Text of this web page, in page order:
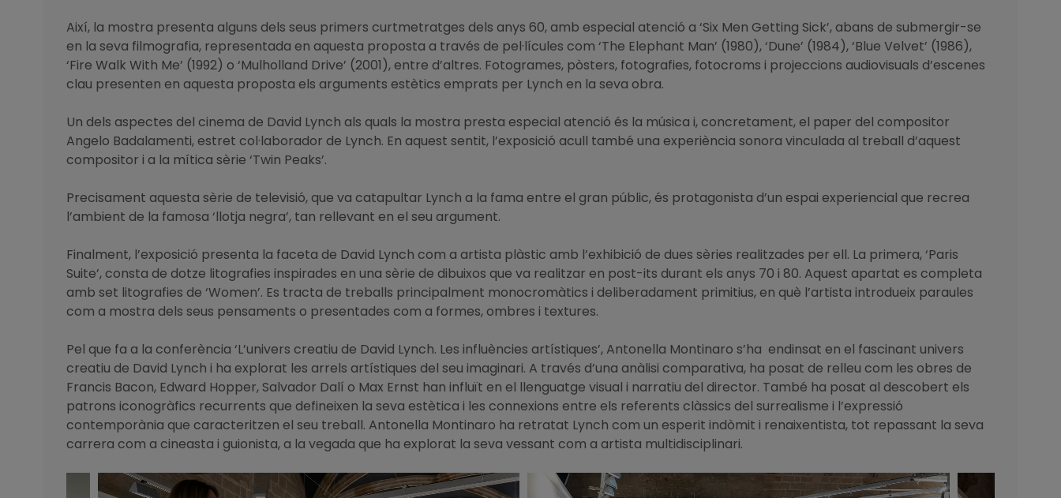
Així, la mostra presenta alguns dels seus primers curtmetratges dels anys 60, amb especial atenció a ‘Six Men Getting Sick’, abans de submergir-se
en la seva filmografia, representada en aquesta proposta a través de pel·lícules com ‘The Elephant Man’ (1980), ‘Dune’ (1984), ‘Blue Velvet’ (1986),
‘Fire Walk With Me’ (1992) o ‘Mulholland Drive’ (2001), entre d’altres. Fotogrames, pòsters, fotografies, fotocroms i projeccions audiovisuals d’escenes
clau presenten en aquesta proposta els arguments estètics emprats per Lynch en la seva obra.
Un dels aspectes del cinema de David Lynch als quals la mostra presta especial atenció és la música i, concretament, el paper del compositor
Angelo Badalamenti, estret col·laborador de Lynch. En aquest sentit, l’exposició acull també una experiència sonora vinculada al treball d’aquest
compositor i a la mítica sèrie ‘Twin Peaks’.
Precisament aquesta sèrie de televisió, que va catapultar Lynch a la fama entre el gran públic, és protagonista d’un espai experiencial que recrea
l’ambient de la famosa ‘llotja negra’, tan rellevant en el seu argument.
Finalment, l’exposició presenta la faceta de David Lynch com a artista plàstic amb l’exhibició de dues sèries realitzades per ell. La primera, ‘Paris
Suite’, consta de dotze litografies inspirades en una sèrie de dibuixos que va realitzar en post-its durant els anys 70 i 80. Aquest apartat es completa
amb set litografies de ‘Women’. Es tracta de treballs principalment monocromàtics i deliberadament primitius, en què l’artista introdueix paraules
com a mostra dels seus pensaments o presentades com a formes, ombres i textures.
Pel que fa a la conferència ‘L’univers creatiu de David Lynch. Les influències artístiques’, Antonella Montinaro s’ha endinsat en el fascinant univers
creatiu de David Lynch i ha explorat les arrels artístiques del seu imaginari. A través d’una anàlisi comparativa, ha posat de relleu com les obres de
Francis Bacon, Edward Hopper, Salvador Dalí o Max Ernst han influït en el llenguatge visual i narratiu del director. També ha posat al descobert els
patrons iconogràfics recurrents que defineixen la seva estètica i les connexions entre els referents clàssics del surrealisme i l’expressió
contemporània que caracteritzen el seu treball. Antonella Montinaro ha retratat Lynch com un esperit indòmit i renaixentista, tot repassant la seva
carrera com a cineasta i guionista, a la vegada que ha explorat la seva vessant com a artista multidisciplinari.